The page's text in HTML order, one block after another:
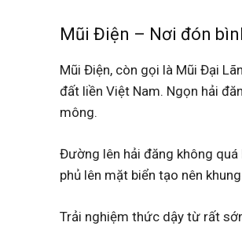
Mũi Điện – Nơi đón
Mũi Điện, còn gọi là Mũi Đại
đất liền Việt Nam. Ngọn hải
mông.
Đường lên hải đăng không
phủ lên mặt biển tạo nên
Trải nghiệm thức dậy từ rất